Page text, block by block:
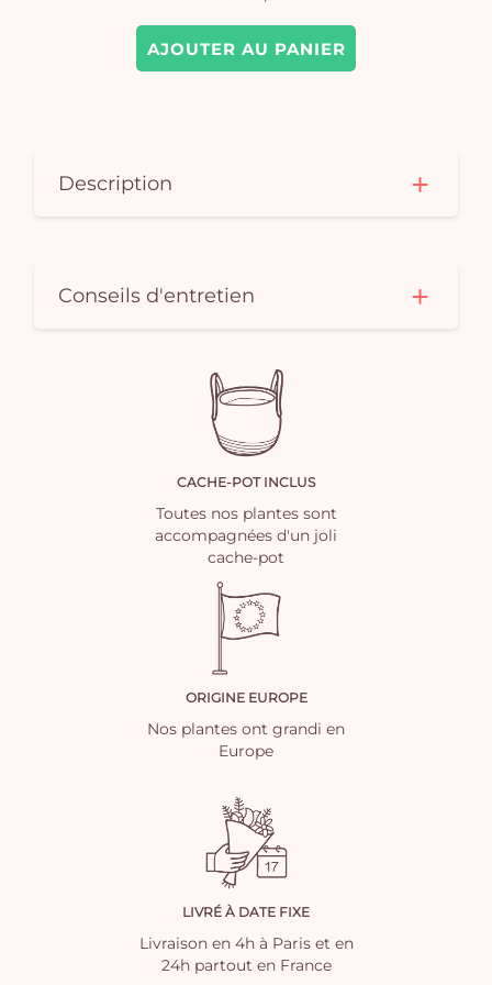
AJOUTER AU PANIER
Description
Conseils d'entretien
CACHE-POT INCLUS
Toutes nos plantes sont
accompagnées d'un joli
cache-pot
ORIGINE EUROPE
Nos plantes ont grandi en
Europe
LIVRÉ À DATE FIXE
Livraison en 4h à Paris et en
24h partout en France